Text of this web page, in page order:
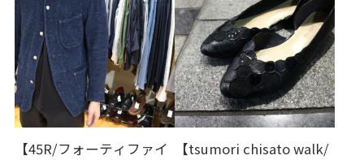
【45R/フォーティファイ
【tsumori chisato walk/